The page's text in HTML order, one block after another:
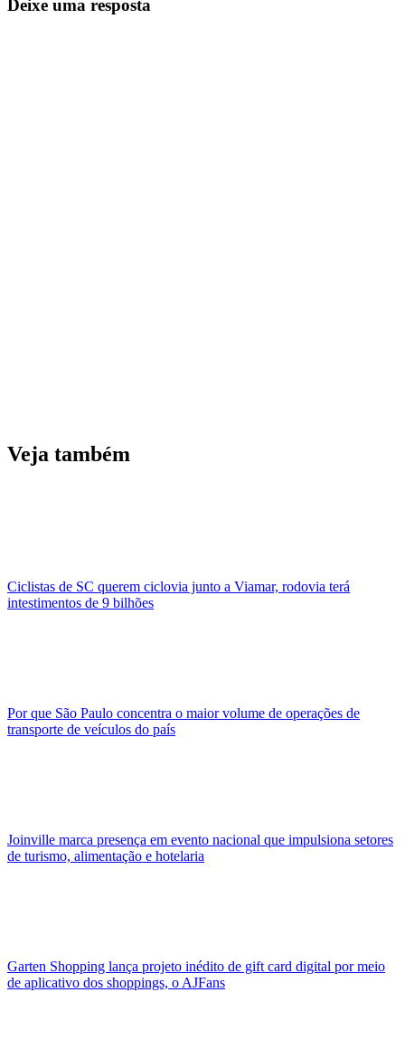
Deixe uma resposta
Veja também
Ciclistas de SC querem ciclovia junto a Viamar, rodovia terá
intestimentos de 9 bilhões
Por que São Paulo concentra o maior volume de operações de
transporte de veículos do país
Joinville marca presença em evento nacional que impulsiona setores
de turismo, alimentação e hotelaria
Garten Shopping lança projeto inédito de gift card digital por meio
de aplicativo dos shoppings, o AJFans